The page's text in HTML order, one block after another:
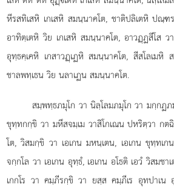
หีรสทิเสหิ เกเสหิ สมนฺนาคโต, ชาติปลิเตหิ ปณฺฑ
อาทิตฺเตหิ วิย เกเสหิ สมนฺนาคโต, อาวฏฺฏสีโส
อุทฺธคฺเคหิ เกสาวฏฺเฏหิ สมนฺนาคโต, สีสโลเมหิ
ชาลพทฺเธน วิย นลาเฏน สมนฺนาคโต.
สมฺพทฺธภมุโก วา นิลฺโลมภมุโก วา มกฺกฏ
ขุทฺทกกฺขิ วา มหึสจมฺเม วาสิโกเณน ปหริตฺวา ก
โต, วิสมกฺขิ วา เอเกน มหนฺเตน, เอเกน ขุทฺทเ
จกฺกโล วา เอเกน อุทฺธํ, เอเกน อโธติ เอวํ วิสมช
เกกโร วา คมฺภีรกฺขิ วา ยสฺส คมฺภีเร อุทปาเน